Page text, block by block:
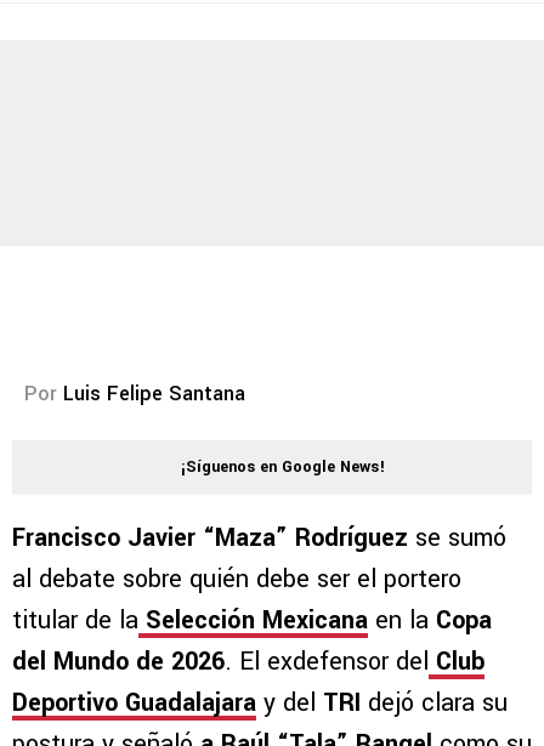
Por Luis Felipe Santana
¡Síguenos en Google News!
Francisco Javier “Maza” Rodríguez se sumó
al debate sobre quién debe ser el portero
titular de la Selección Mexicana en la Copa
del Mundo de 2026. El exdefensor del Club
Deportivo Guadalajara y del TRI dejó clara su